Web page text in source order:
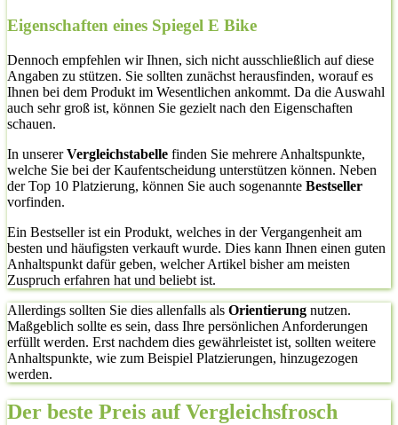
Eigenschaften eines Spiegel E Bike
Dennoch empfehlen wir Ihnen, sich nicht ausschließlich auf diese
Angaben zu stützen. Sie sollten zunächst herausfinden, worauf es
Ihnen bei dem Produkt im Wesentlichen ankommt. Da die Auswahl
auch sehr groß ist, können Sie gezielt nach den Eigenschaften
schauen.
In unsererVergleichstabelle finden Sie mehrere Anhaltspunkte,
welche Sie bei der Kaufentscheidung unterstützen können. Neben
der Top 10 Platzierung, können Sie auch sogenannte Bestseller
vorfinden.
Ein Bestseller ist ein Produkt, welches in der Vergangenheit am
besten und häufigsten verkauft wurde. Dies kann Ihnen einen guten
Anhaltspunkt dafür geben, welcher Artikel bisher am meisten
Zuspruch erfahren hat und beliebt ist.
Allerdings sollten Sie dies allenfalls als Orientierung nutzen.
Maßgeblich sollte es sein, dass Ihre persönlichen Anforderungen
erfüllt werden. Erst nachdem dies gewährleistet ist, sollten weitere
Anhaltspunkte, wie zum Beispiel Platzierungen, hinzugezogen
werden.
Der beste Preis auf Vergleichsfrosch